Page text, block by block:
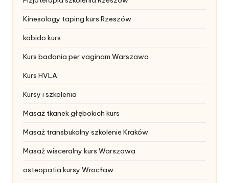
Kinesology taping kurs Rzeszów
kobido kurs
Kurs badania per vaginam Warszawa
Kurs HVLA
Kursy i szkolenia
Masaż tkanek głębokich kurs
Masaż transbukalny szkolenie Kraków
Masaż wisceralny kurs Warszawa
osteopatia kursy Wrocław